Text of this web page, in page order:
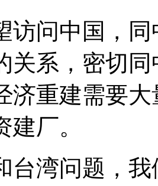
访问中国，
关系，密切
济重建需要
厂。
台湾问题，